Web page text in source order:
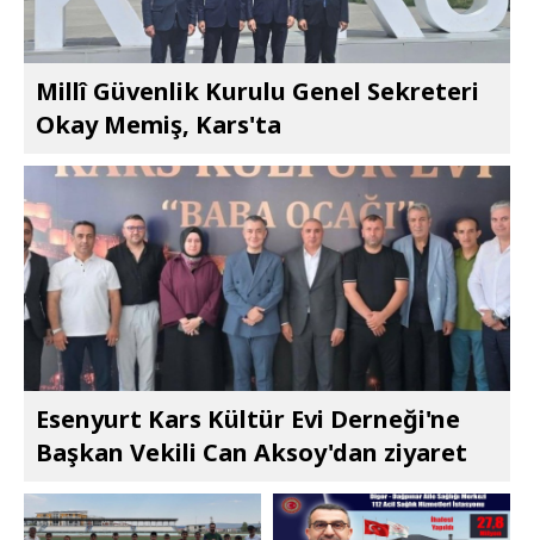
Millî Güvenlik Kurulu Genel Sekreteri
Okay Memiş, Kars'ta
Esenyurt Kars Kültür Evi Derneği'ne
Başkan Vekili Can Aksoy'dan ziyaret